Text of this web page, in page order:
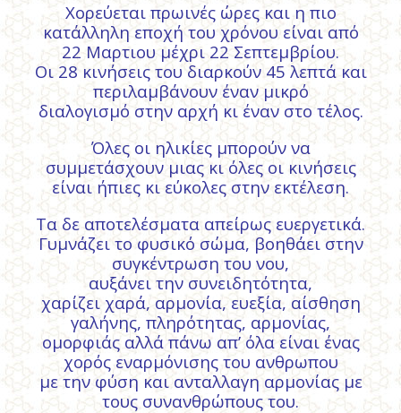
Χορεύεται πρωινές ώρες και η πιο
κατάλληλη εποχή του χρόνου είναι από
22 Μαρτιου μέχρι 22 Σεπτεμβρίου.
Οι 28 κινήσεις του διαρκούν 45 λεπτά και
περιλαμβάνουν έναν μικρό
διαλογισμό στην αρχή κι έναν στο τέλος.
Όλες οι ηλικίες μπορούν να
συμμετάσχουν μιας κι όλες οι κινήσεις
είναι ήπιες κι εύκολες στην εκτέλεση.
Τα δε αποτελέσματα απείρως ευεργετικά.
Γυμνάζει το φυσικό σώμα, βοηθάει στην
συγκέντρωση του νου,
αυξάνει την συνειδητότητα,
χαρίζει χαρά, αρμονία, ευεξία, αίσθηση
γαλήνης, πληρότητας, αρμονίας,
ομορφιάς αλλά πάνω απ’ όλα είναι ένας
χορός εναρμόνισης του ανθρωπου
με την φύση και ανταλλαγη αρμονίας με
τους συνανθρώπους του.